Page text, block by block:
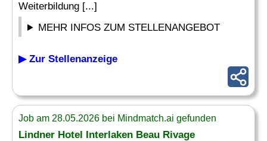
Weiterbildung [...]
MEHR INFOS ZUM STELLENANGEBOT
▶ Zur Stellenanzeige
Job am 28.05.2026 bei Mindmatch.ai gefunden
Lindner Hotel Interlaken Beau Rivage